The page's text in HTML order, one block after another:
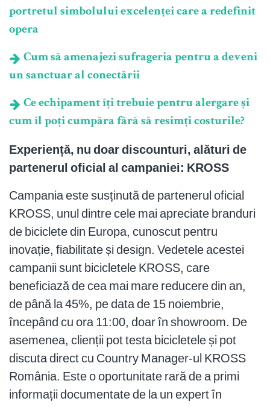
portretul simbolului excelenței care a redefinit
opera
Cum să amenajezi sufrageria pentru a deveni
un sanctuar al conectării
Ce echipament îți trebuie pentru alergare și
cum îl poți cumpăra fără să resimți costurile?
Experiență, nu doar discounturi, alături de
partenerul oficial al campaniei: KROSS
Campania este susținută de partenerul oficial
KROSS, unul dintre cele mai apreciate branduri
de biciclete din Europa, cunoscut pentru
inovație, fiabilitate și design. Vedetele acestei
campanii sunt bicicletele KROSS, care
beneficiază de cea mai mare reducere din an,
de până la 45%, pe data de 15 noiembrie,
începând cu ora 11:00, doar în showroom. De
asemenea, clienții pot testa bicicletele și pot
discuta direct cu Country Manager-ul KROSS
România. Este o oportunitate rară de a primi
informații documentate de la un expert în